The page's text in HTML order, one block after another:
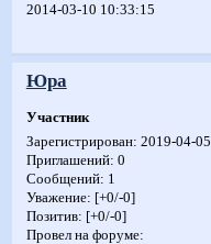
2014-03-10 10:33:15
Юра
Участник
Зарегистрирован: 2019-04-05
Приглашений: 0
Сообщений: 1
Уважение: [+0/-0]
Позитив: [+0/-0]
Провел на форуме: